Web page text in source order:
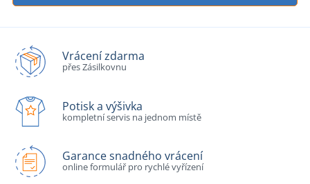
Vrácení zdarma
přes Zásilkovnu
Potisk a výšivka
kompletní servis na jednom místě
Garance snadného vrácení
online formulář pro rychlé vyřízení